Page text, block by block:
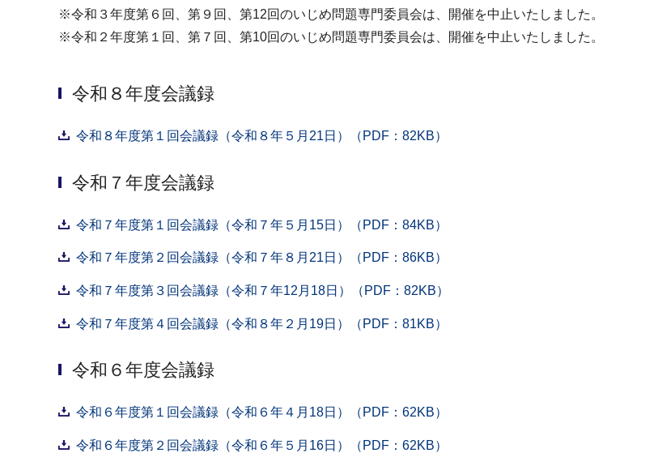
※令和３年度第６回、第９回、第12回のいじめ問題専門委員会は、開催を中止いたしました。
※令和２年度第１回、第７回、第10回のいじめ問題専門委員会は、開催を中止いたしました。
令和８年度会議録
令和８年度第１回会議録（令和８年５月21日）（PDF：82KB）
令和７年度会議録
令和７年度第１回会議録（令和７年５月15日）（PDF：84KB）
令和７年度第２回会議録（令和７年８月21日）（PDF：86KB）
令和７年度第３回会議録（令和７年12月18日）（PDF：82KB）
令和７年度第４回会議録（令和８年２月19日）（PDF：81KB）
令和６年度会議録
令和６年度第１回会議録（令和６年４月18日）（PDF：62KB）
令和６年度第２回会議録（令和６年５月16日）（PDF：62KB）